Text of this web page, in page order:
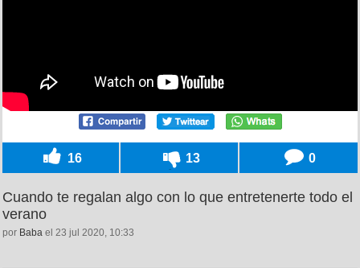
16 13 0
Cuando te regalan algo con lo que entretenerte todo el
verano
por Baba el 23 jul 2020, 10:33